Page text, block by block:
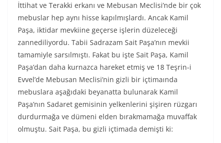
İttihat ve Terakki erkanı ve Mebusan Meclisi’nde bir çok
mebuslar hep aynı hisse kapılmışlardı. Ancak Kamil
Paşa, iktidar mevkiine geçerse işlerin düzeleceği
zannediliyordu. Tabii Sadrazam Sait Paşa’nın mevkii
tamamiyle sarsılmıştı. Fakat bu işte Sait Paşa, Kamil
Paşa’dan daha kurnazca hareket etmiş ve 18 Teşrin-i
Evvel’de Mebusan Meclisi’nin gizli bir içtimaında
mebuslara aşağıdaki beyanatta bulunarak Kamil
Paşa’nın Sadaret gemisinin yelkenlerini şişiren rüzgarı
durdurmağa ve dümeni elden bırakmamağa muvaffak
olmuştu. Sait Paşa, bu gizli içtimada demişti ki: